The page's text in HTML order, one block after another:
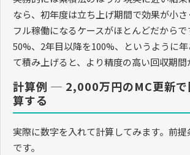
なら、初年度は立ち上げ期間で効果が小
フル稼働になるケースがほとんどだからで
50%、2年目以降を100%、というように
て積み上げると、より精度の高い回収期間
計算例 ─ 2,000万円のMC更新で
算する
実際に数字を入れて計算してみます。前提
です。